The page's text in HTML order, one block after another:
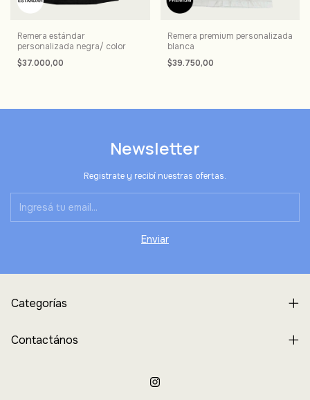
Remera estándar
personalizada negra/ color
$37.000,00
Remera premium personalizada
blanca
$39.750,00
Newsletter
Registrate y recibí nuestras ofertas.
Categorías
Contactános